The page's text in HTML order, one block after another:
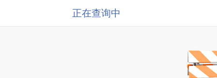
正在查询中